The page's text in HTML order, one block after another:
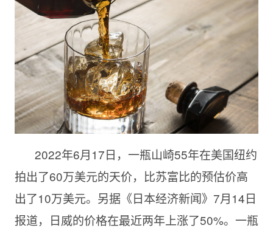
2022年6月17日，一瓶山崎55年在美国纽约
拍出了60万美元的天价，比苏富比的预估价高
出了10万美元。另据《日本经济新闻》7月14日
报道，日威的价格在最近两年上涨了50%。一瓶